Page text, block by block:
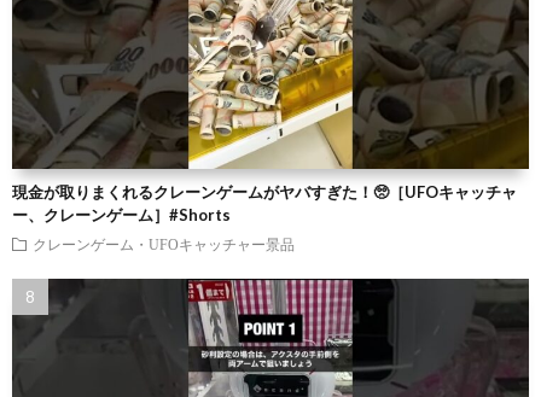
現金が取りまくれるクレーンゲームがヤバすぎた！🥺［UFOキャッチャ
ー、クレーンゲーム］#Shorts
クレーンゲーム・UFOキャッチャー景品